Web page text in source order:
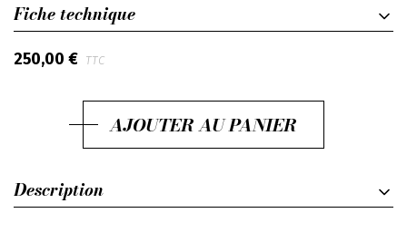
Fiche technique
250,00 € TTC
AJOUTER AU PANIER
Description